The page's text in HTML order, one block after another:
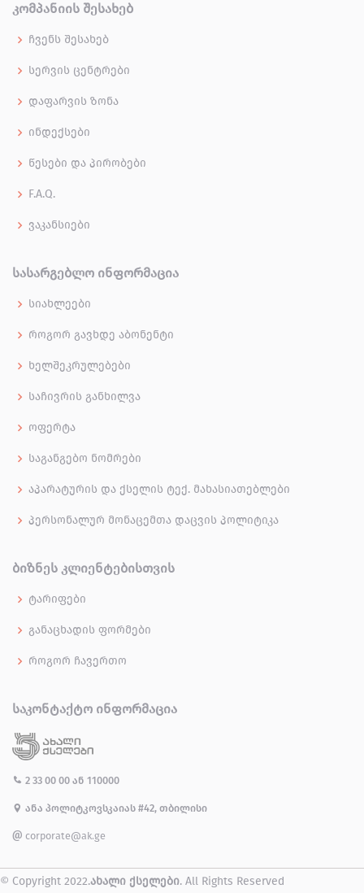
ᲙᲝᲛᲞᲐᲜᲘᲘᲡ ᲨᲔᲡᲐᲮᲔᲑ
ჩვენს შესახებ
სერვის ცენტრები
დაფარვის ზონა
ინდექსები
წესები და პირობები
F.A.Q.
ვაკანსიები
ᲡᲐᲡᲐᲠᲒᲔᲑᲚᲝ ᲘᲜᲤᲝᲠᲛᲐᲪᲘᲐ
სიახლეები
როგორ გავხდე აბონენტი
ხელშეკრულებები
საჩივრის განხილვა
ოფერტა
საგანგებო ნომრები
აპარატურის და ქსელის ტექ. მახასიათებლები
პერსონალურ მონაცემთა დაცვის პოლიტიკა
ᲑᲘᲖᲜᲔᲡ ᲙᲚᲘᲔᲜᲢᲔᲑᲘᲡᲗᲕᲘᲡ
ტარიფები
განაცხადის ფორმები
როგორ ჩავერთო
ᲡᲐᲙᲝᲜᲢᲐᲥᲢᲝ ᲘᲜᲤᲝᲠᲛᲐᲪᲘᲐ
2 33 00 00 ან 110000
ანა პოლიტკოვსკაიას #42, თბილისი
corporate@ak.ge
© Copyright 2022.ახალი ქსელები. All Rights Reserved